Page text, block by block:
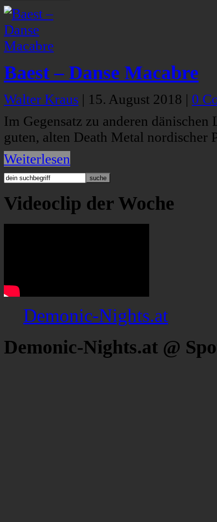
Baest – Danse Macabre
Walter Kraus | 15. August 2018 | 0
Im Gegensatz zu anderen
guten, alten Death Metal
Weiterlesen
Videoclip der Woche
Demonic-Nights.at
Demonic-Nights.at @